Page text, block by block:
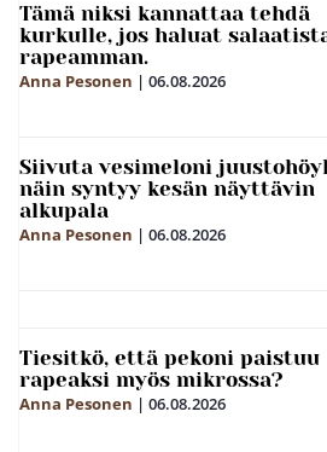
Tämä niksi kannattaa tehdä
kurkulle, jos haluat
rapeamman.
Anna Pesonen | 06.08.2026
Siivuta vesimeloni
näin syntyy kesän näyttävin
alkupala
Anna Pesonen | 06.08.2026
Tiesitkö, että pekoni paistuu
rapeaksi myös mikrossa?
Anna Pesonen | 06.08.2026